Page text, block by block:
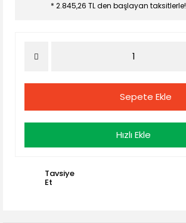
* 2.845,26 TL den başlayan taksitlerle!
Sepete Ekle
Hızlı Ekle
Tavsiye
Et